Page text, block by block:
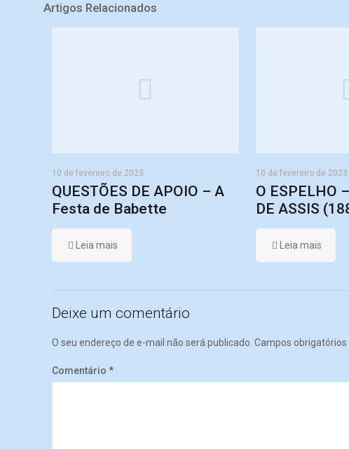
Artigos Relacionados
10 de fevereiro de 2023
QUESTÕES DE APOIO – A
Festa de Babette
Leia mais
10 de fevereiro de 2023
O ESPELHO
DE ASSIS
Leia mais
Deixe um comentário
O seu endereço de e-mail não será publicado. Campos
Comentário *